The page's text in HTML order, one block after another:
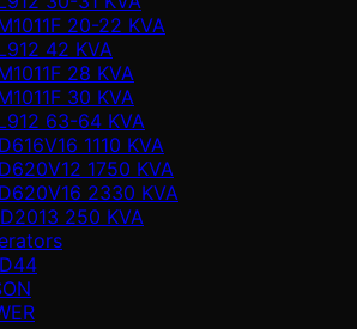
20-22 KVA
42 KVA
28 KVA
30 KVA
63-64 KVA
1110 KVA
1750 KVA
2330 KVA
250 KVA